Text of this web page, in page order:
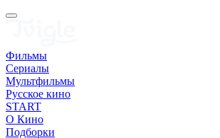
Фильмы
Сериалы
Мультфильмы
Русское кино
START
О Кино
Подборки